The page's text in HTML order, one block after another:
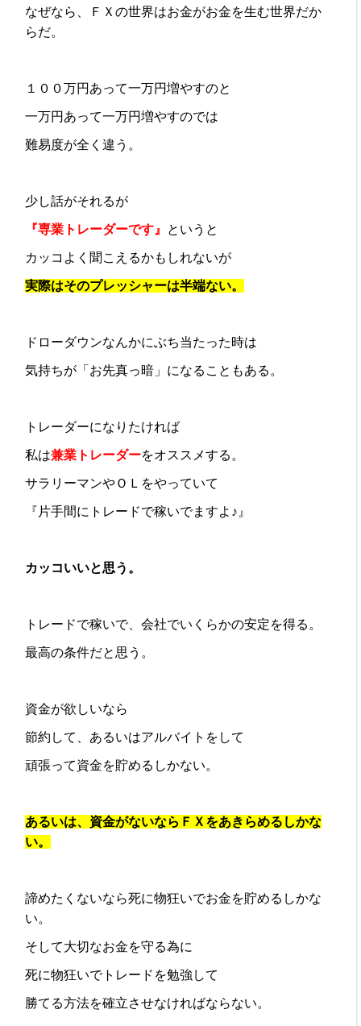
なぜなら、ＦＸの世界はお金がお金を生む世界だか
らだ。
１００万円あって一万円増やすのと
一万円あって一万円増やすのでは
難易度が全く違う。
少し話がそれるが
『専業トレーダーです』 というと
カッコよく聞こえるかもしれないが
実際はそのプレッシャーは半端ない。
ドローダウンなんかにぶち当たった時は
気持ちが「お先真っ暗」になることもある。
トレーダーになりたければ
私は兼業トレーダーをオススメする。
サラリーマンやＯＬをやっていて
『片手間にトレードで稼いでますよ♪』
カッコいいと思う。
トレードで稼いで、会社でいくらかの安定を得る。
最高の条件だと思う。
資金が欲しいなら
節約して、あるいはアルバイトをして
頑張って資金を貯めるしかない。
あるいは、資金がないならＦＸをあきらめるしかな
い。
諦めたくないなら死に物狂いでお金を貯めるしかな
い。
そして大切なお金を守る為に
死に物狂いでトレードを勉強して
勝てる方法を確立させなければならない。